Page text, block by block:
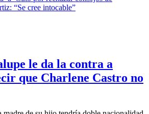
le da la contra a
que Charlene Castro no